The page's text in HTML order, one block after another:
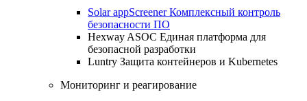
Solar appScreenerКомплексный контроль
безопасности ПО
Hexway ASOC Единая платформа для
безопасной разработки
Luntry Защита контейнеров и Kubernetes
Мониторинг и реагирование